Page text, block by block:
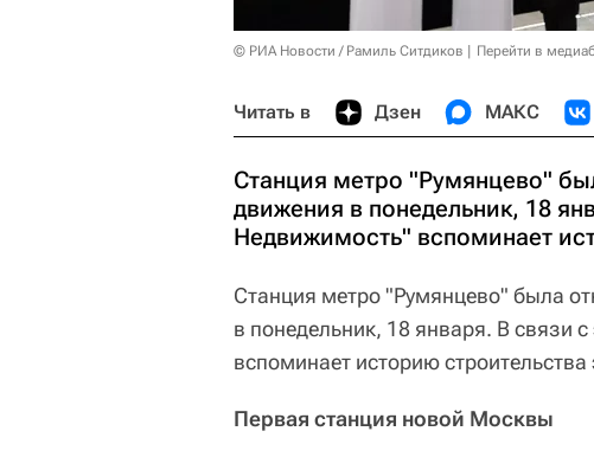
© РИА Новости / Рамиль Ситдиков Перейти в
Читать в Дзен МАКС
Станция метро "Румянцево"
движения в понедельник, 18
Недвижимость" вспоминает
Станция метро "Румянцево" была
в понедельник, 18 января. В связи
вспоминает историю строительства
Первая станция новой Москвы